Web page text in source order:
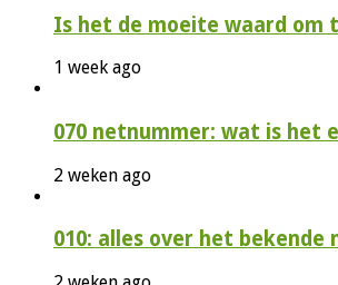
Is het de moeite waard om
1 week ago
070 netnummer: wat is het
2 weken ago
010: alles over het